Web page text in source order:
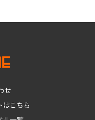
せ
はこちら